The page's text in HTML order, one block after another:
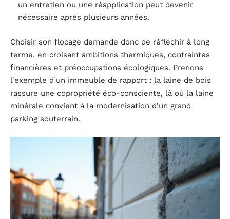
un entretien ou une réapplication peut devenir
nécessaire après plusieurs années.
Choisir son flocage demande donc de réfléchir à long
terme, en croisant ambitions thermiques, contraintes
financières et préoccupations écologiques. Prenons
l’exemple d’un immeuble de rapport : la laine de bois
rassure une copropriété éco-consciente, là où la laine
minérale convient à la modernisation d’un grand
parking souterrain.